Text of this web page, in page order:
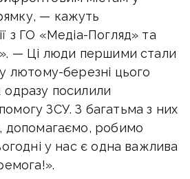
— кажуть
з ГО «Медіа-Погляд» та
— Ці люди першими стали
лютому-березні цього
посилили
ЗСУ. З багатьма з них
допомагаємо, робимо
у нас є одна важлива